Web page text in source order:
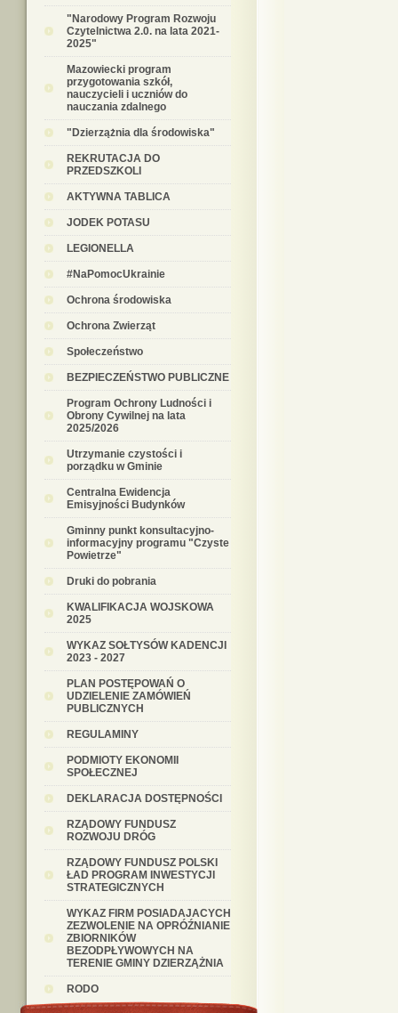
"Narodowy Program Rozwoju
Czytelnictwa 2.0. na lata 2021-
2025"
Mazowiecki program
przygotowania szkół,
nauczycieli i uczniów do
nauczania zdalnego
"Dzierzążnia dla środowiska"
REKRUTACJA DO
PRZEDSZKOLI
AKTYWNA TABLICA
JODEK POTASU
LEGIONELLA
#NaPomocUkrainie
Ochrona środowiska
Ochrona Zwierząt
Społeczeństwo
BEZPIECZEŃSTWO PUBLICZNE
Program Ochrony Ludności i
Obrony Cywilnej na lata
2025/2026
Utrzymanie czystości i
porządku w Gminie
Centralna Ewidencja
Emisyjności Budynków
Gminny punkt konsultacyjno-
informacyjny programu "Czyste
Powietrze"
Druki do pobrania
KWALIFIKACJA WOJSKOWA
2025
WYKAZ SOŁTYSÓW KADENCJI
2023 - 2027
PLAN POSTĘPOWAŃ O
UDZIELENIE ZAMÓWIEŃ
PUBLICZNYCH
REGULAMINY
PODMIOTY EKONOMII
SPOŁECZNEJ
DEKLARACJA DOSTĘPNOŚCI
RZĄDOWY FUNDUSZ
ROZWOJU DRÓG
RZĄDOWY FUNDUSZ POLSKI
ŁAD PROGRAM INWESTYCJI
STRATEGICZNYCH
WYKAZ FIRM POSIADAJACYCH
ZEZWOLENIE NA OPRÓŹNIANIE
ZBIORNIKÓW
BEZODPŁYWOWYCH NA
TERENIE GMINY DZIERZĄŻNIA
RODO